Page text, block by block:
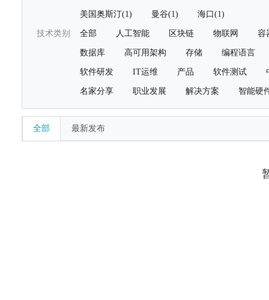
美国奥斯汀(1) 曼谷(1) 海口(1)
技术类别 全部 人工智能 区块链 物联网 容
数据库 高可用架构 存储 编程语言
软件研发 IT运维 产品 软件测试
名家分享 职业发展 解决方案 智能硬
全部 最新发布